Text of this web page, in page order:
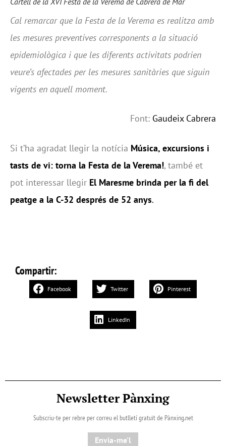
Cal remarcar que la Festa de la Verema es realitza amb
les mesures preventives corresponents a la situació
epidemiològica i que les diferents activitats podrien
veure’s afectades per les mesures sanitàries que siguin
vigents en aquell moment.
Font: Gaudeix Cabrera
Si t’ha agradat llegir la notícia Música, excursions i
tasts de vi: torna la Festa de la Verema!, també et
pot interessar llegir El Maresme brinda per la fi del
peatge a la C-32 després de 52 anys.
Compartir:
Facebook Twitter Pinterest
LinkedIn
Newsletter Pànxing
Subscriu-te per rebre per correu el butlletí gratuït de Pànxing.net​
Envia-me'l